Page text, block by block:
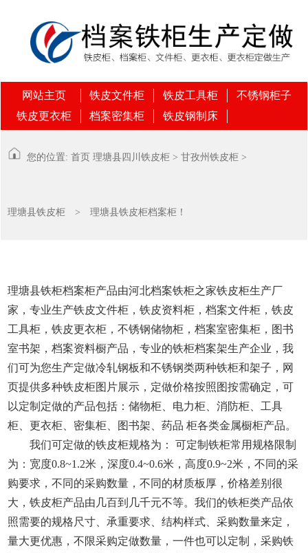
网站主页 铁皮文件柜 铁皮工具柜
不锈钢柜子
铁皮更衣柜
档案密集柜 铁皮钢制床
您的位置: 首页 理塘县四川铁皮柜 > 甘孜州铁皮柜 >
理塘县铁皮柜 > 理塘县铁皮柜档案柜！
理塘县铁柜档案柜产品由河北档案铁柜之家铁皮柜生产厂
家，专业生产铁皮文件柜，铁皮资料柜，档案文件柜，铁皮
工具柜，铁皮更衣柜，不锈钢储物柜，档案室密集柜，图书
室书架，档案资料橱产品，专业的铁柜档案架生产企业，我
们可为您生产定做冷轧钢板和不锈钢类两种铁柜和架子，网
页提供多种铁皮柜图片展示，定做价格按照图按需确定，可
以定制定做的产品包括：储物柜、电力柜、消防柜、工具
柜、更衣柜、密集柜、图书架、药品 柜各类金属橱柜产品。
我们可定做的铁皮柜规格为： 可定制铁柜常用规格限制
为：宽度0.8~1.2米，深度0.4~0.6米，高度0.9~2米，不同的采
购要求，不同的采购数量，不同的材质板厚，价格差别很
大，铁皮柜产品由几百到几千元不等。我们的铁柜类产品依
照需要的规格尺寸、承重要求、结构样式、采购数量来定，
量大更优惠，不限采购定做数量，一件也可以定制，采购铁